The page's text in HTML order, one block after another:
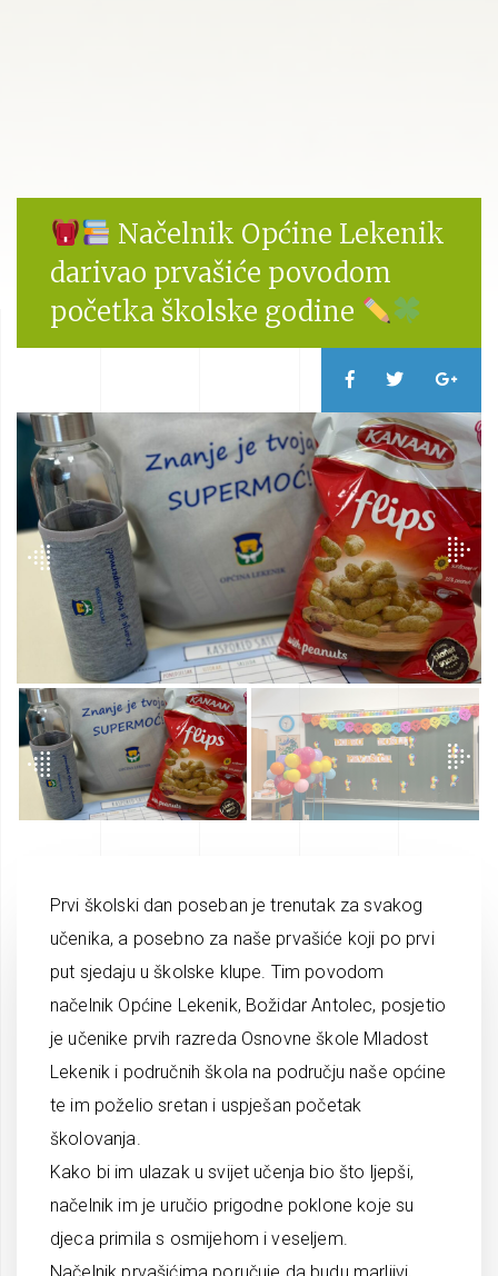
Načelnik Općine Lekenik
darivao prvašiće povodom
početka školske godine
Prvi školski dan poseban je trenutak za svakog
učenika, a posebno za naše prvašiće koji po prvi
put sjedaju u školske klupe. Tim povodom
načelnik Općine Lekenik, Božidar Antolec, posjetio
je učenike prvih razreda Osnovne škole Mladost
Lekenik i područnih škola na području naše općine
te im poželio sretan i uspješan početak
školovanja.
Kako bi im ulazak u svijet učenja bio što ljepši,
načelnik im je uručio prigodne poklone koje su
djeca primila s osmijehom i veseljem.